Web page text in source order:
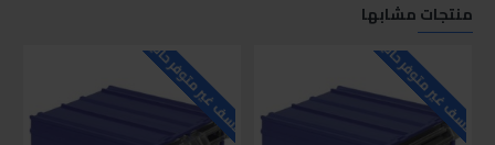
منتجات مشابها
للاسف غير متوفر حاليا للاسف غير متوفر حاليا